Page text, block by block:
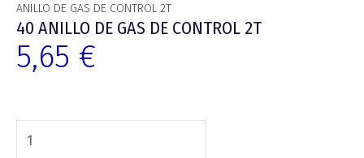
ANILLO DE GAS DE CONTROL 2T
40 ANILLO DE GAS DE CONTROL 2T
5,65 €